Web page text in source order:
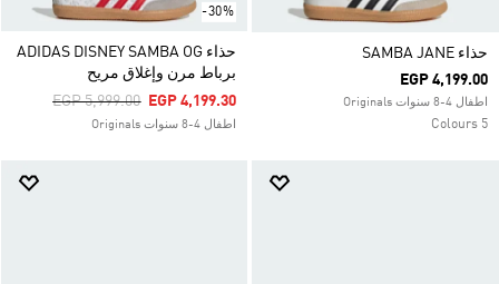
حذاء SAMBA JANE
EGP 4,199.00
اطفال 4-8 سنوات Originals
5 Colours
-30%
حذاء ADIDAS DISNEY SAMBA OG
برباط مرن وإغلاق مريح
Price Reduced From
EGP 5,999.00ToEGP 4,199.30
اطفال 4-8 سنوات Originals